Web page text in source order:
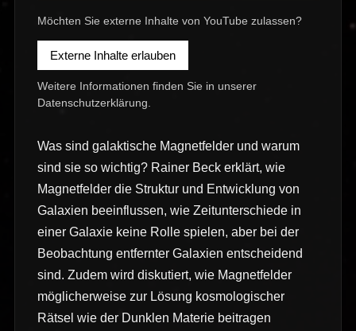
Möchten Sie externe Inhalte von YouTube zulassen?
Externe Inhalte erlauben
Weitere Informationen finden Sie in unserer
Datenschutzerklärung
Was sind galaktische Magnetfelder und warum
sind sie so wichtig? Rainer Beck erklärt, wie
Magnetfelder die Struktur und Entwicklung von
Galaxien beeinflussen, wie Zeitunterschiede in
einer Galaxie keine Rolle spielen, aber bei der
Beobachtung entfernter Galaxien entscheidend
sind. Zudem wird diskutiert, wie Magnetfelder
möglicherweise zur Lösung kosmologischer
Rätsel wie der Dunklen Materie beitragen